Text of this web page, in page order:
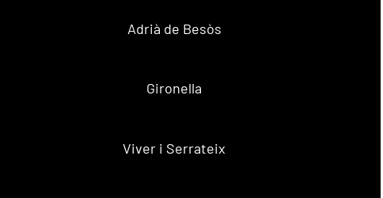
Adrià de Besòs
Gironella
Viver i Serrateix